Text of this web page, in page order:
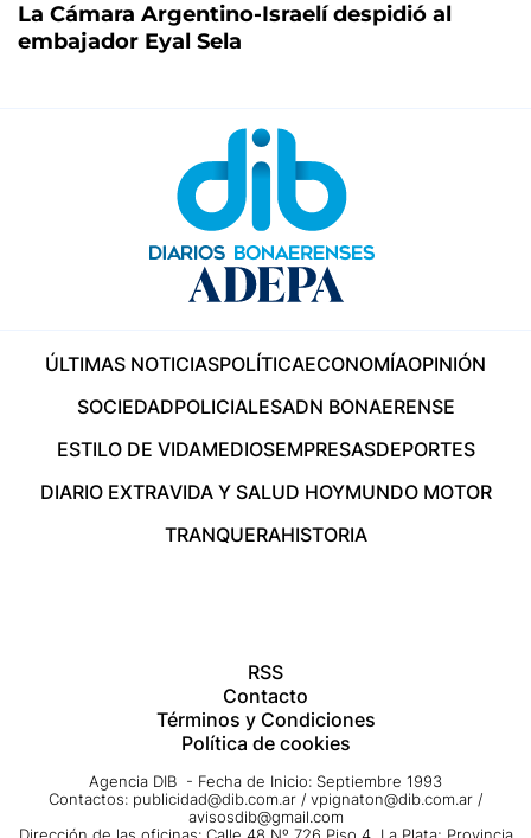
La Cámara Argentino-Israelí despidió al
embajador Eyal Sela
ÚLTIMAS NOTICIASPOLÍTICAECONOMÍAOPINIÓN
SOCIEDADPOLICIALESADN BONAERENSE
ESTILO DE VIDAMEDIOSEMPRESASDEPORTES
DIARIO EXTRAVIDA Y SALUD HOYMUNDO MOTOR
TRANQUERAHISTORIA
RSS
Contacto
Términos y Condiciones
Política de cookies
Agencia DIB - Fecha de Inicio: Septiembre 1993
Contactos: publicidad@dib.com.ar / vpignaton@dib.com.ar /
avisosdib@gmail.com